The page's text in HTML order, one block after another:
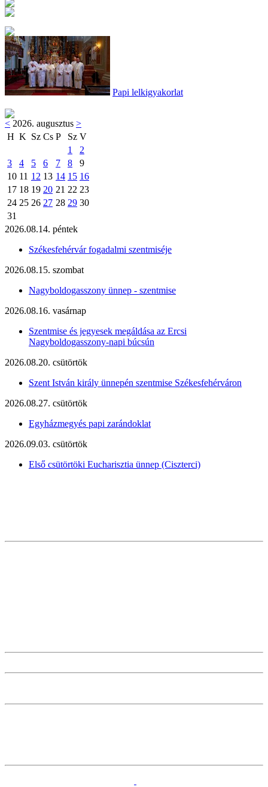
Papi lelkigyakorlat
< 2026. augusztus >
H K Sz Cs P Sz V
1
2
3
4 5 6 7 8
9
10 11 12 13 14 15 16
17 18 19 20 21 22 23
24 25 26 27 28 29 30
31
2026.08.14. péntek
Székesfehérvár fogadalmi szentmiséje
2026.08.15. szombat
Nagyboldogasszony ünnep - szentmise
2026.08.16. vasárnap
Szentmise és jegyesek megáldása az Ercsi
Nagyboldogasszony-napi búcsún
2026.08.20. csütörtök
Szent István király ünnepén szentmise Székesfehérváron
2026.08.27. csütörtök
Egyházmegyés papi zarándoklat
2026.09.03. csütörtök
Első csütörtöki Eucharisztia ünnep (Ciszterci)